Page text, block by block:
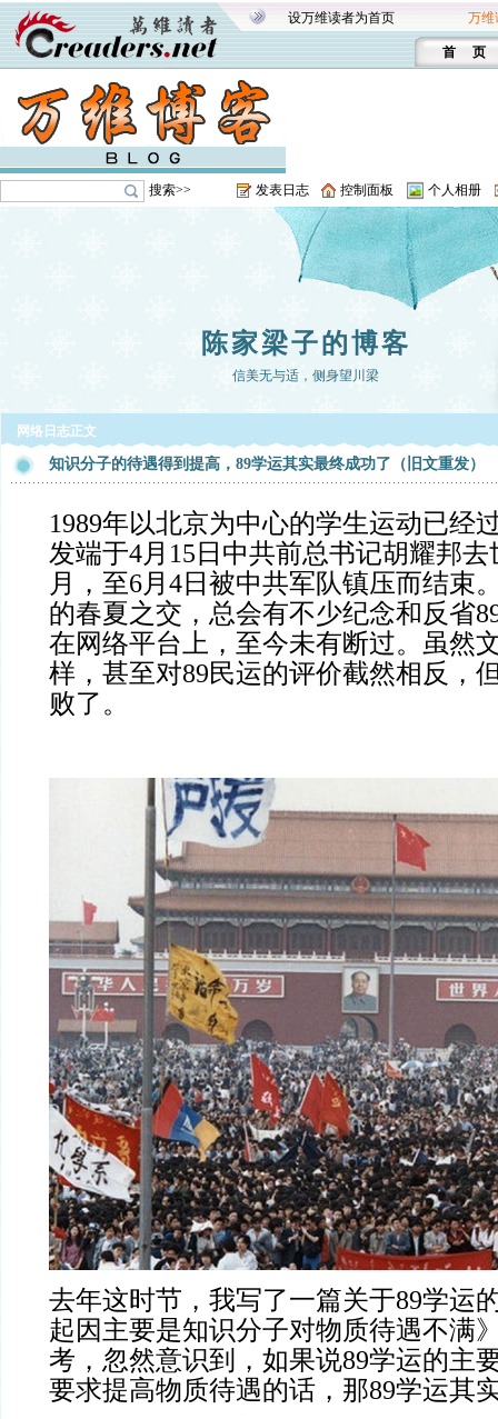
设万维读者为首页 万维
首 页
搜索>> 发表日志 控制面板 个人相册
陈家梁子的博客
信美无与适，侧身望川梁
网络日志正文
知识分子的待遇得到提高，89学运其实最终成功了（旧文重发）
1989年以北京为中心的学生运动已经
发端于4月15日中共前总书记胡耀邦
月，至6月4日被中共军队镇压而结束
的春夏之交，总会有不少纪念和反省
在网络平台上，至今未有断过。虽然
样，甚至对89民运的评价截然相反，
败了。
去年这时节，我写了一篇关于89学运
起因主要是知识分子对物质待遇不满
考，忽然意识到，如果说89学运的主
要求提高物质待遇的话，那89学运其